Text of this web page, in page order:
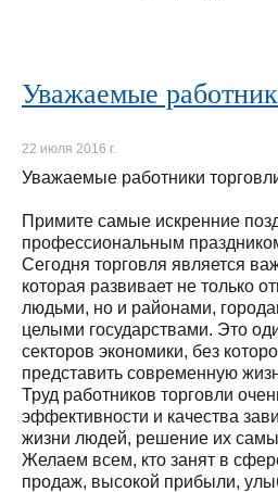
Уважаемые
22 июля 2016 г.
Уважаемые работники
Примите самые искренние
профессиональным
Сегодня торговля является
которая развивает не только
людьми, но и районами,
целыми государствами. Это
секторов экономики, без
представить современную
Труд работников торговли
эффективности и качества
жизни людей, решение их
Желаем всем, кто занят в
продаж, высокой прибыли,